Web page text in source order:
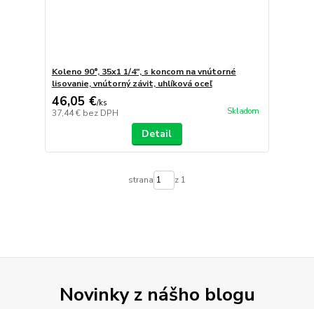
Koleno 90°, 35x1 1/4", s koncom na vnútorné
lisovanie, vnútorný závit, uhlíková oceľ
46,05 €/ks
37,44 € bez DPH Skladom
Detail
strana z 1
Novinky z nášho blogu